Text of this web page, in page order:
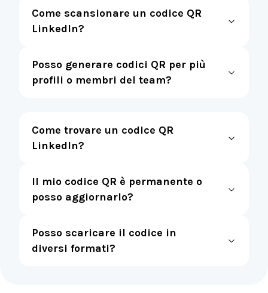
Come scansionare un codice QR
LinkedIn?
Posso generare codici QR per più
profili o membri del team?
Come trovare un codice QR
LinkedIn?
Il mio codice QR è permanente o
posso aggiornarlo?
Posso scaricare il codice in
diversi formati?